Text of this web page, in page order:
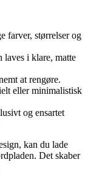
farver, størrelser og
laves i klare, matte
at rengøre.
eller minimalistisk
og ensartet
kan du lade
Det skaber